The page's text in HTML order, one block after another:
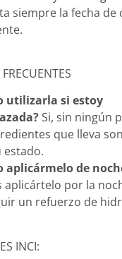
siempre la fecha de
utilizarla si estoy
Si, sin ningún
que lleva
estado.
aplicármelo de
aplicártelo por la
un refuerzo de
INCI: